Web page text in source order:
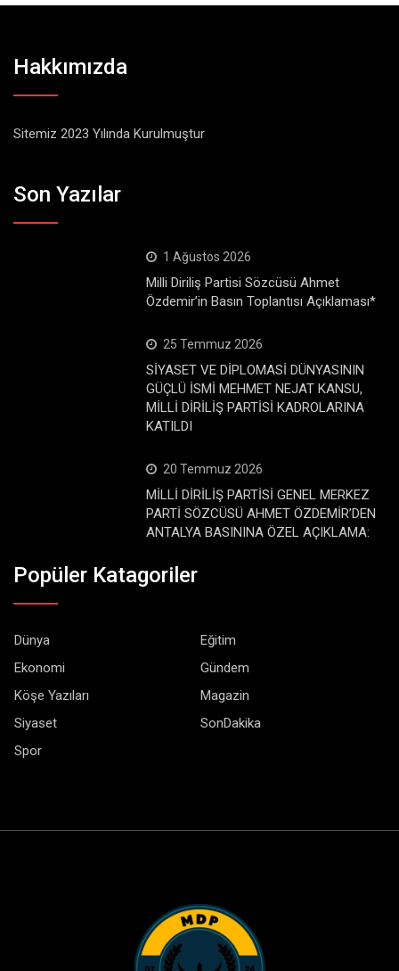
Hakkımızda
Sitemiz 2023 Yılında Kurulmuştur
Son Yazılar
1 Ağustos 2026
Milli Diriliş Partisi Sözcüsü Ahmet
Özdemir’in Basın Toplantısı Açıklaması*
25 Temmuz 2026
SİYASET VE DİPLOMASİ DÜNYASININ
GÜÇLÜ İSMİ MEHMET NEJAT KANSU,
MİLLİ DİRİLİŞ PARTİSİ KADROLARINA
KATILDI
20 Temmuz 2026
MİLLİ DİRİLİŞ PARTİSİ GENEL MERKEZ
PARTİ SÖZCÜSÜ AHMET ÖZDEMİR’DEN
ANTALYA BASININA ÖZEL AÇIKLAMA:
Popüler Katagoriler
Dünya
Eğitim
Ekonomi
Gündem
Köşe Yazıları
Magazin
Siyaset
SonDakika
Spor